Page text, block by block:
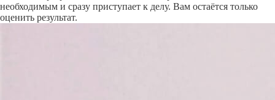
необходимым и сразу приступает к делу. Вам остаётся только
оценить результат.